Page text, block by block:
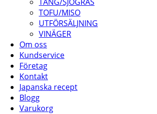
TOFU/MISO
UTFÖRSÄLJNING
VINÄGER
Om oss
Kundservice
Företag
Kontakt
Japanska recept
Blogg
Varukorg